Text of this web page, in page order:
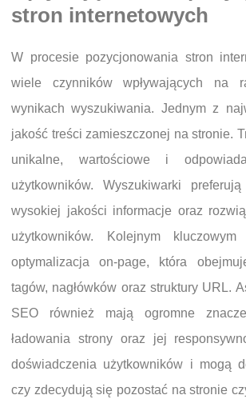
stron internetowych
W procesie pozycjonowania stron
wiele czynników wpływających na
wynikach wyszukiwania. Jednym z
jakość treści zamieszczonej na stronie.
unikalne, wartościowe i
użytkowników. Wyszukiwarki
wysokiej jakości informacje oraz
użytkowników. Kolejnym
optymalizacja on-page, która
tagów, nagłówków oraz struktury URL.
SEO również mają ogromne
ładowania strony oraz jej
doświadczenia użytkowników i mogą
czy zdecydują się pozostać na stronie